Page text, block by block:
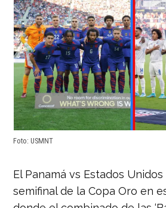
Foto: USMNT
El Panamá vs Estados
semifinal de la Copa Oro en